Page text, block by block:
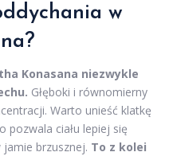
w
Konasana niezwykle
Głęboki i równomierny
Warto unieść klatkę
pozwala ciału lepiej się
brzusznej. To z kolei